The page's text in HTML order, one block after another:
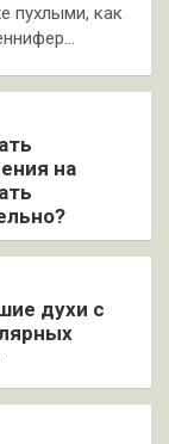
пухлыми, как
на
духи с